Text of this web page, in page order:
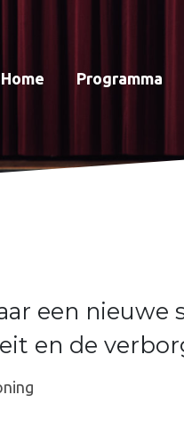
Home Programma
een
en de